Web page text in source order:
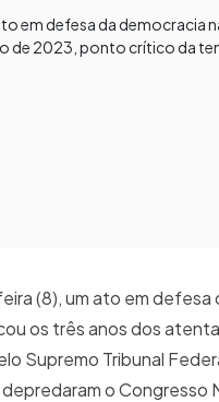
em defesa da democracia
de 2023, ponto crítico da
(8), um ato em defesa
os três anos dos
Supremo Tribunal
o Congresso